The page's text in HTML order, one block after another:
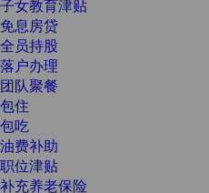
子女教育津贴
免息房贷
全员持股
落户办理
团队聚餐
包住
包吃
油费补助
职位津贴
补充养老保险